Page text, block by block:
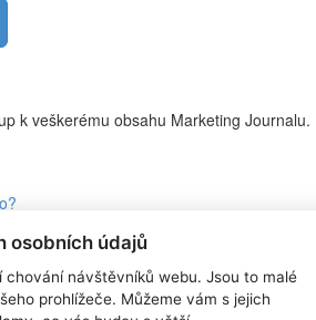
k veškerému obsahu Marketing Journalu.
RSS 1
Štítky
osobních údajů
návštěvníků webu. Jsou to malé
prohlížeče. Můžeme vám s jejich